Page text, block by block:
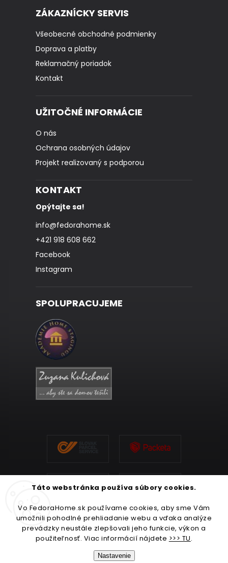
Táto webstránka používa súbory cookies.
Vo FedoraHome.sk používame cookies, aby sme Vám
umožnili pohodlné prehliadanie webu a vďaka analýze
prevádzky neustále zlepšovali jeho funkcie, výkon a
použiteľnosť. Viac informácií nájdete >>> TU.
Nastavenie
ZÁKAZNÍCKY SERVIS
Všeobecné obchodné podmienky
Doprava a platby
Reklamačný poriadok
Kontakt
UŽITOČNÉ INFORMÁCIE
O nás
Ochrana osobných údajov
Projekt realizovaný s podporou
KONTAKT
Opýtajte sa!
info@fedorahome.sk
+421 918 608 662
Facebook
Instagram
SPOLUPRACUJEME